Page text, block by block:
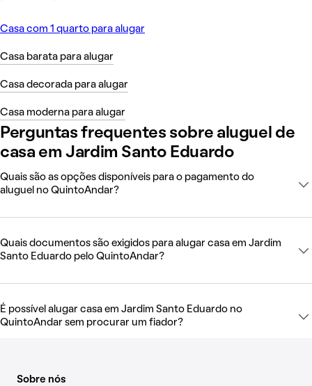
Casa com 1 quarto para alugar
Casa barata para alugar
Casa decorada para alugar
Casa moderna para alugar
Perguntas frequentes sobre aluguel de
casa em Jardim Santo Eduardo
Quais são as opções disponíveis para o pagamento do
aluguel no QuintoAndar?
Quais documentos são exigidos para alugar casa em Jardim
Santo Eduardo pelo QuintoAndar?
É possível alugar casa em Jardim Santo Eduardo no
QuintoAndar sem procurar um fiador?
Sobre nós